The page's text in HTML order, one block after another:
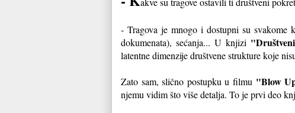
- Tragova je mnogo i dostupni su svakome
dokumenata), sećanja... U knjizi
latentne dimenzije društvene strukture koje
Zato sam, slično postupku u filmu "Blow
njemu vidim što više detalja. To je prvi deo